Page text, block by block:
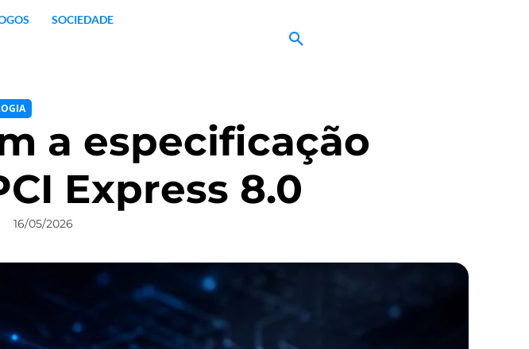
SOCIEDADE
a especificação
Express 8.0
16/05/2026